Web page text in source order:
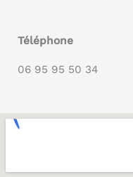
Téléphone
06 95 95 50 34